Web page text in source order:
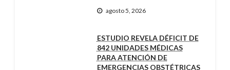
agosto 5, 2026
ESTUDIO REVELA DÉFICIT DE
842 UNIDADES MÉDICAS
PARA ATENCIÓN DE
EMERGENCIAS OBSTÉTRICAS